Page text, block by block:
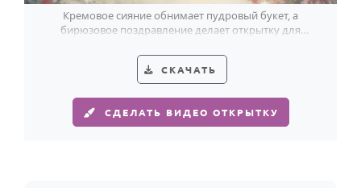
Кремовое сияние обнимает пудровый букет, а
бирюзовое поздравление делает открытку для
СКАЧАТЬ
СДЕЛАТЬ ВИДЕО ОТКРЫТКУ